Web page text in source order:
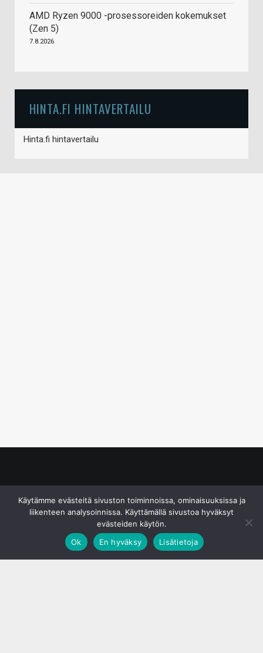
AMD Ryzen 9000 -prosessoreiden kokemukset
(Zen 5)
7.8.2026
HINTA.FI HINTAVERTAILU
Hinta.fi hintavertailu
Käytämme evästeitä sivuston toiminnoissa, ominaisuuksissa ja
liikenteen analysoinnissa. Käyttämällä sivustoa hyväksyt
evästeiden käytön.
Ok
En hyväksy Lisätietoja